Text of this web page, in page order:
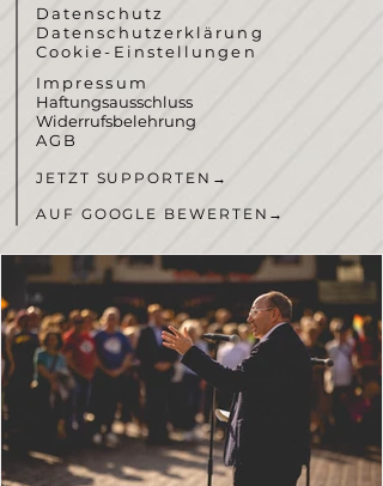
Datenschutz
Datenschutzerklärung
Cookie-Einstellungen
Impressum
Haftungsausschluss
Widerrufsbelehrung
AGB
JETZT SUPPORTEN →
AUF GOOGLE BEWERTEN →